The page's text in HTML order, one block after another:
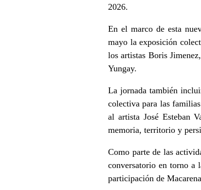
2026.
En el marco de esta
mayo la exposición
los artistas Boris
Yungay.
La jornada también
colectiva para las
al artista José Esteban
memoria, territorio y
Como parte de las
conversatorio en torno a
participación de